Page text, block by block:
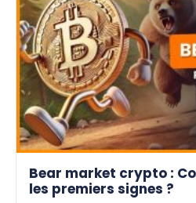
Bear market crypto :
les premiers signes ?